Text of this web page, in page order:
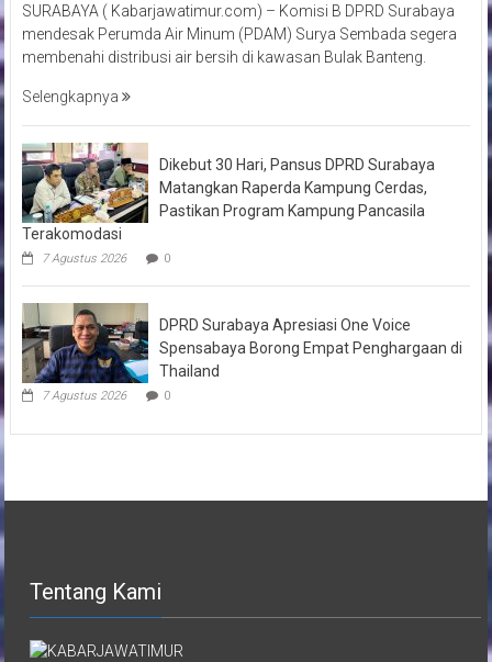
SURABAYA ( Kabarjawatimur.com) – Komisi B DPRD Surabaya
mendesak Perumda Air Minum (PDAM) Surya Sembada segera
membenahi distribusi air bersih di kawasan Bulak Banteng.
Selengkapnya
Dikebut 30 Hari, Pansus DPRD Surabaya
Matangkan Raperda Kampung Cerdas,
Pastikan Program Kampung Pancasila
Terakomodasi
7 Agustus 2026 0
DPRD Surabaya Apresiasi One Voice
Spensabaya Borong Empat Penghargaan di
Thailand
7 Agustus 2026 0
Tentang Kami